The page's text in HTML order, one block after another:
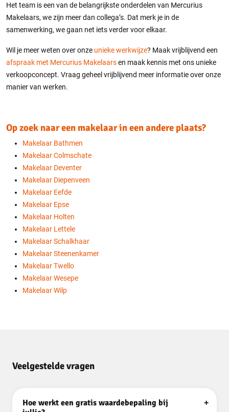
Het team is een van de belangrijkste onderdelen van Mercurius
Makelaars, we zijn meer dan collega’s. Dat merk je in de
samenwerking, we gaan net iets verder voor elkaar.
Wil je meer weten over onze unieke werkwijze? Maak vrijblijvend een
afspraak met Mercurius Makelaarsen maak kennis met ons unieke
verkoopconcept. Vraag geheel vrijblijvend meer informatie over onze
manier van werken.
Op zoek naar een makelaar in een andere plaats?
Makelaar Bathmen
Makelaar Colmschate
Makelaar Deventer
Makelaar Diepenveen
Makelaar Eefde
Makelaar Epse
Makelaar Holten
Makelaar Lettele
Makelaar Schalkhaar
Makelaar Steenenkamer
Makelaar Twello
Makelaar Wesepe
Makelaar Wilp
Veelgestelde vragen
hoe werkt een gratis waardebepaling bij